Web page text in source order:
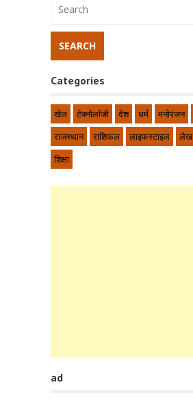
Categories
खेल टेक्नोलॉजी देश धर्म मनोरंजन
राजस्थान
राशिफल लाइफस्टाइल लेख
शिक्षा
ad